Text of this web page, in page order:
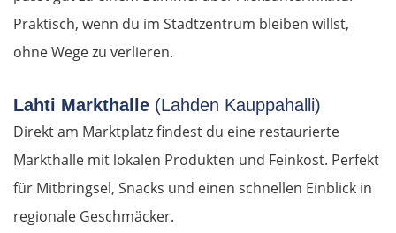
Praktisch, wenn du im Stadtzentrum bleiben willst,
ohne Wege zu verlieren.
Lahti Markthalle (Lahden Kauppahalli)
Direkt am Marktplatz findest du eine restaurierte
Markthalle mit lokalen Produkten und Feinkost. Perfekt
für Mitbringsel, Snacks und einen schnellen Einblick in
regionale Geschmäcker.
Kalambaka
Lamia
Livanates